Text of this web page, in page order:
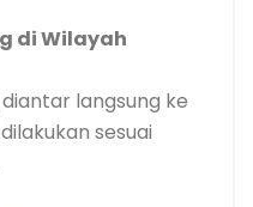
di Wilayah
langsung ke
sesuai